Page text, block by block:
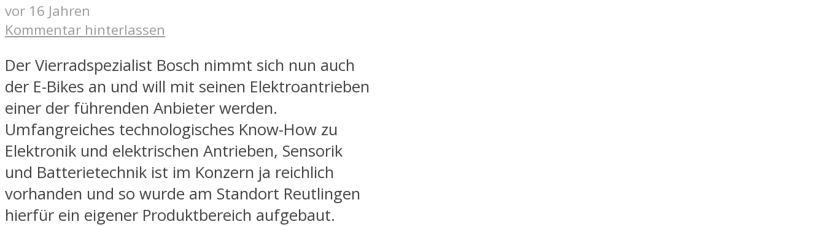
vor 16 Jahren
Kommentar hinterlassen
Der Vierradspezialist Bosch nimmt sich nun auch
der E-Bikes an und will mit seinen Elektroantrieben
einer der führenden Anbieter werden.
Umfangreiches technologisches Know-How zu
Elektronik und elektrischen Antrieben, Sensorik
und Batterietechnik ist im Konzern ja reichlich
vorhanden und so wurde am Standort Reutlingen
hierfür ein eigener Produktbereich aufgebaut.